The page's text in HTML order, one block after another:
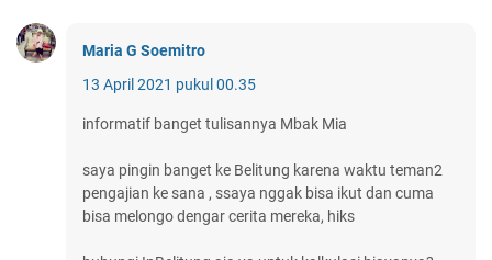
Maria G Soemitro
13 April 2021 pukul 00.35
informatif banget tulisannya Mbak Mia
saya pingin banget ke Belitung karena waktu teman2
pengajian ke sana , ssaya nggak bisa ikut dan cuma
bisa melongo dengar cerita mereka, hiks